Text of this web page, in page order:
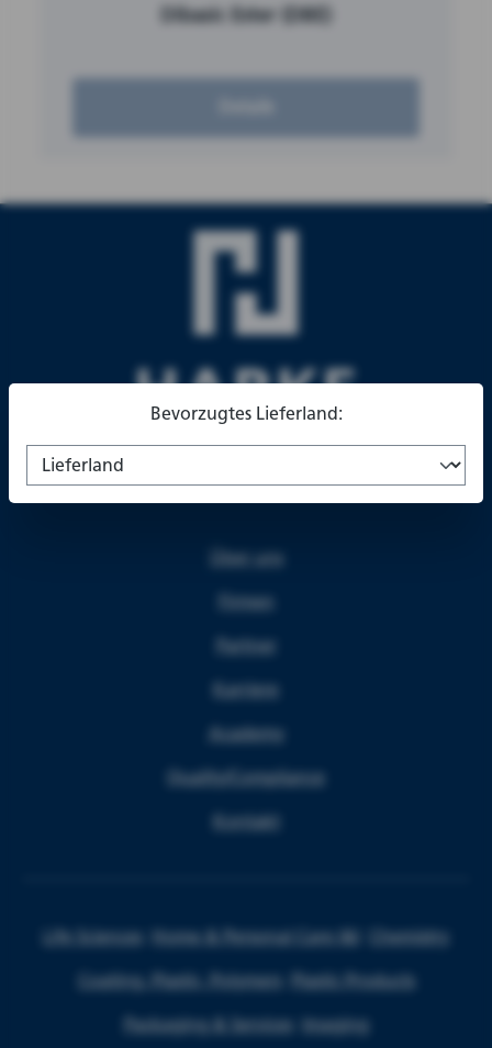
Dibasic Ester (DBE)
Über uns
Firmen
Partner
Karriere
Academy
Quality/Compliance
Kontakt
Life Sciences Home & Personal Care I&I Chemistry
Coating, Plastic, Polymers Plastic Products
Packaging & Services Imaging
Bevorzugtes Lieferland: